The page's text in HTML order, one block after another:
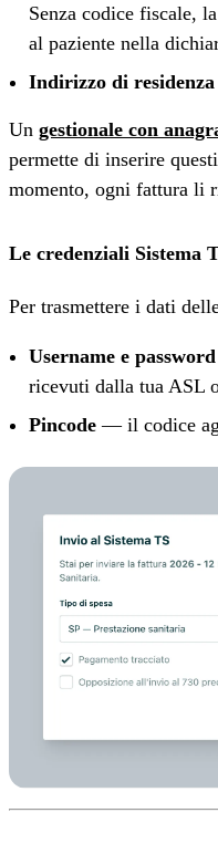
Senza codice fiscale,
al paziente nella
Indirizzo di residenza
Un gestionale con
permette di inserire
momento, ogni fattura li
Le credenziali Sistema
Per trasmettere i dati
Username e password
ricevuti dalla tua ASL
Pincode— il codice